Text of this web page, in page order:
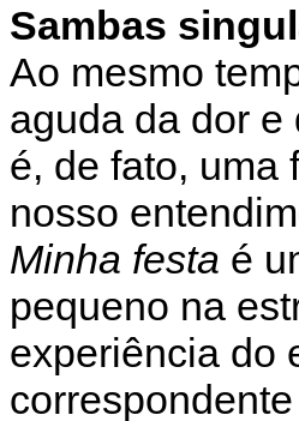
Sambas
Ao mesmo
aguda da dor
é, de fato, uma
nosso
Minha festa é
pequeno na
experiência do